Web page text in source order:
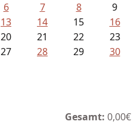
6 7 8
9
13 14 15
16
20 21 22
23
27 28 29
30
Gesamt: 0,00€